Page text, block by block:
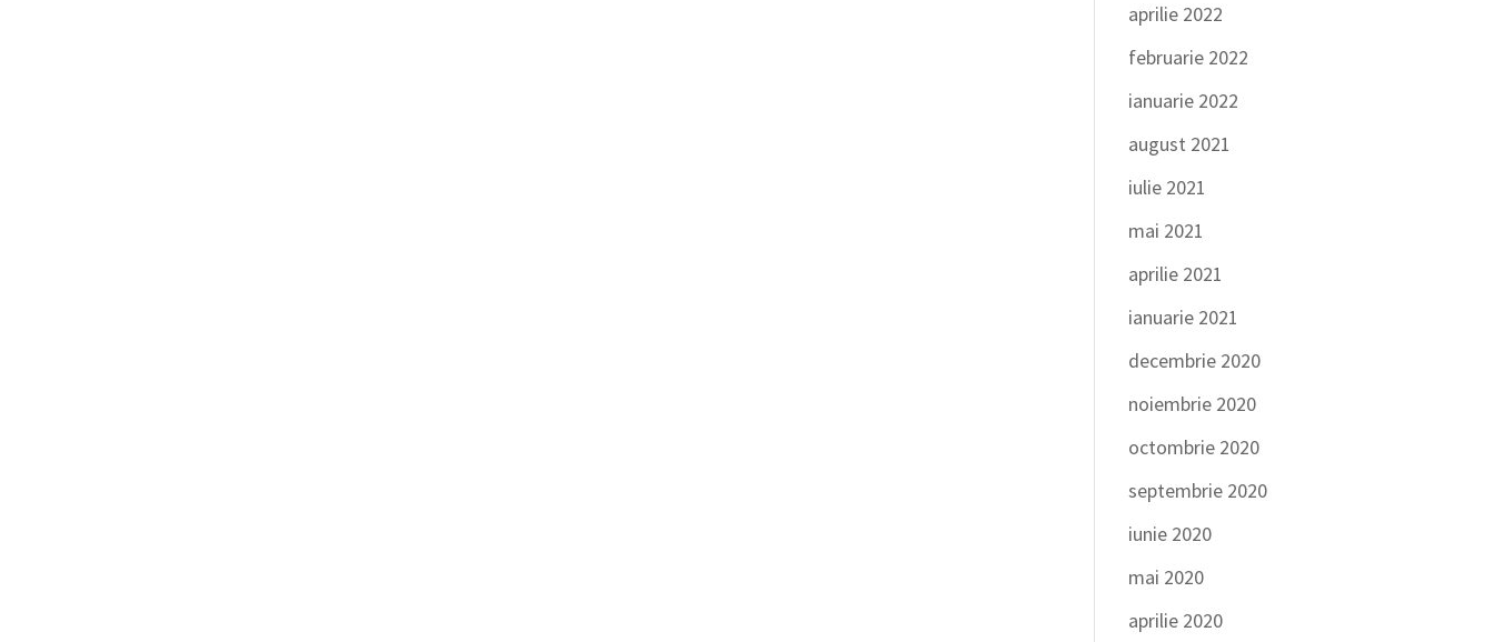
aprilie 2022
februarie 2022
ianuarie 2022
august 2021
iulie 2021
mai 2021
aprilie 2021
ianuarie 2021
decembrie 2020
noiembrie 2020
octombrie 2020
septembrie 2020
iunie 2020
mai 2020
aprilie 2020